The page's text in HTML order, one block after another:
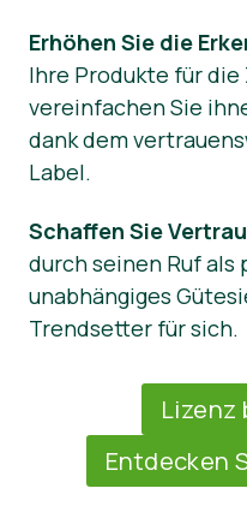
Erhöhen Sie die
Ihre Produkte für
vereinfachen Sie
dank dem
Label.
Schaffen Sie
durch seinen Ruf als
unabhängiges
Trendsetter für sich.
Lizenz
Entdecken